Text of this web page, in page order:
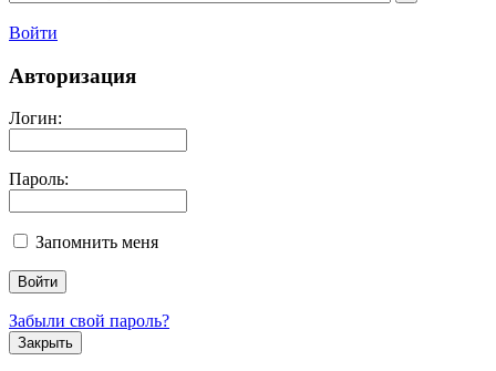
Войти
Авторизация
Логин:
Пароль:
Запомнить меня
Забыли свой пароль?
Закрыть